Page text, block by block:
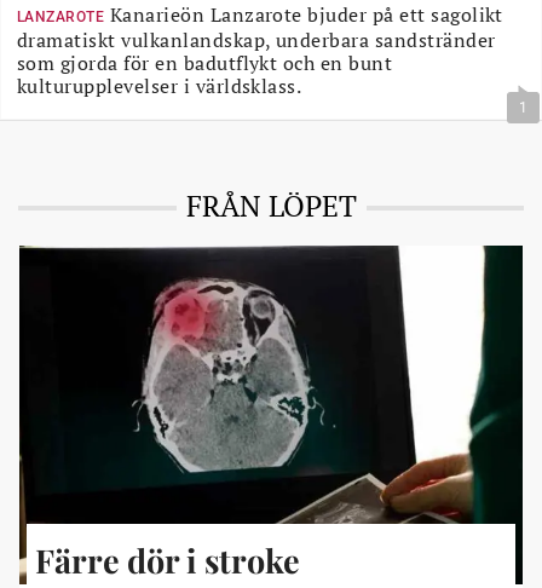
LANZAROTE Kanarieön Lanzarote bjuder på ett sagolikt
dramatiskt vulkanlandskap, underbara sandstränder
som gjorda för en badutflykt och en bunt
kulturupplevelser i världsklass.
1
FRÅN LÖPET
Färre dör i stroke